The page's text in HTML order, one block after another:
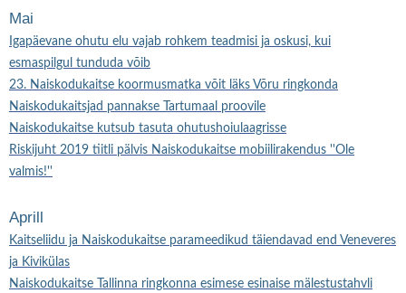
Mai
Igapäevane ohutu elu vajab rohkem teadmisi ja oskusi, kui
esmaspilgul tunduda võib
23. Naiskodukaitse koormusmatka võit läks Võru ringkonda
Naiskodukaitsjad pannakse Tartumaal proovile
Naiskodukaitse kutsub tasuta ohutushoiulaagrisse
Riskijuht 2019 tiitli pälvis Naiskodukaitse mobiilirakendus ''Ole
valmis!''
Aprill
Kaitseliidu ja Naiskodukaitse parameedikud täiendavad end Veneveres
ja Kivikülas
Naiskodukaitse Tallinna ringkonna esimese esinaise mälestustahvli